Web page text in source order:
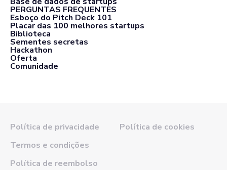
PERGUNTAS FREQUENTES
Esboço do Pitch Deck 101
Placar das 100 melhores startups
Biblioteca
Sementes secretas
Hackathon
Oferta
Comunidade
Política de privacidade
Política de cookies
Termos e condições
Política de reembolso